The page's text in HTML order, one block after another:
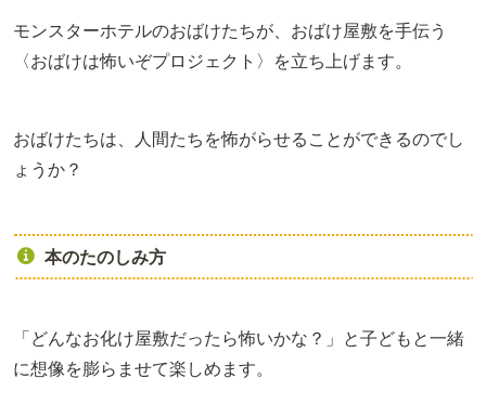
モンスターホテルのおばけたちが、おばけ屋敷を手伝う
〈おばけは怖いぞプロジェクト〉を立ち上げます。
おばけたちは、人間たちを怖がらせることができるのでし
ょうか？
本のたのしみ方
「どんなお化け屋敷だったら怖いかな？」と子どもと一緒
に想像を膨らませて楽しめます。